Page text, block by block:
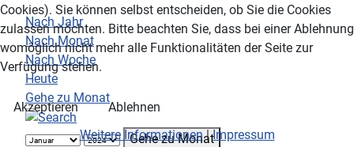
Nach Jahr
Nach Monat
Nach Woche
Heute
Gehe zu Monat
Gehe zu Monat
Cookies). Sie können selbst entscheiden, ob Sie die Cookies
zulassen möchten. Bitte beachten Sie, dass bei einer Ablehnung
womöglich nicht mehr alle Funktionalitäten der Seite zur
Verfügung stehen.
Akzeptieren
Ablehnen
Weitere Informationen|Impressum